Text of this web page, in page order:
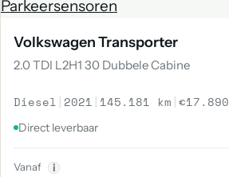
Volkswagen Transporter
2.0 TDI L2H1 30 Dubbele Cabine
Diesel | 2021 | 145.181 km |€17.890
Direct leverbaar
Vanaf i